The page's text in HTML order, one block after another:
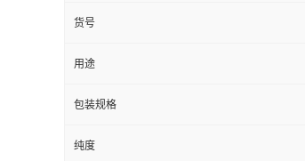
货号
用途
包装规格
纯度